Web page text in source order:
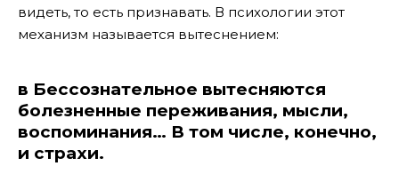
видеть, то есть признавать. В психологии этот
механизм называется вытеснением:
в Бессознательное вытесняются
болезненные переживания, мысли,
воспоминания… В том числе, конечно,
и страхи.